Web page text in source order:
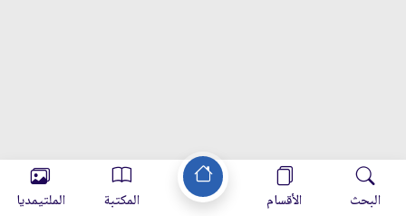
البحث الأقسام المكتبة الملتيمديا